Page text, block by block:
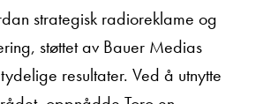
strategisk radioreklame og
støttet av Bauer Medias
resultater. Ved å utnytte